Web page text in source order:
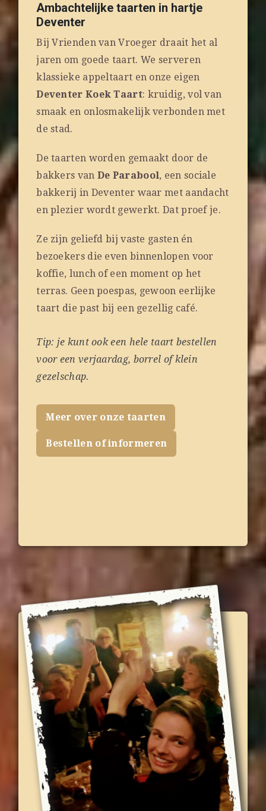
Ambachtelijke taarten in hartje
Deventer
Bij Vrienden van Vroeger draait het al
jaren om goede taart. We serveren
klassieke appeltaart en onze eigen
Deventer Koek Taart: kruidig, vol van
smaak en onlosmakelijk verbonden met
de stad.
De taarten worden gemaakt door de
bakkers van De Parabool, een sociale
bakkerij in Deventer waar met aandacht
en plezier wordt gewerkt. Dat proef je.
Ze zijn geliefd bij vaste gasten én
bezoekers die even binnenlopen voor
koffie, lunch of een moment op het
terras. Geen poespas, gewoon eerlijke
taart die past bij een gezellig café.
Tip: je kunt ook een hele taart bestellen
voor een verjaardag, borrel of klein
gezelschap.
Meer over onze taarten
Bestellen of informeren